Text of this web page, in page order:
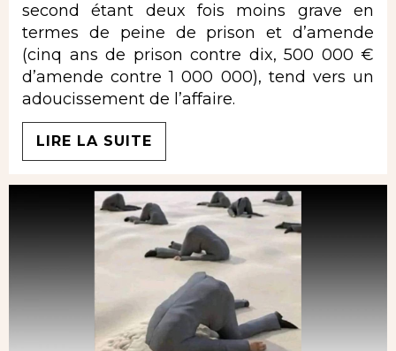
second étant deux fois moins grave en
termes de peine de prison et d’amende
(cinq ans de prison contre dix, 500 000 €
d’amende contre 1 000 000), tend vers un
adoucissement de l’affaire.
LIRE LA SUITE